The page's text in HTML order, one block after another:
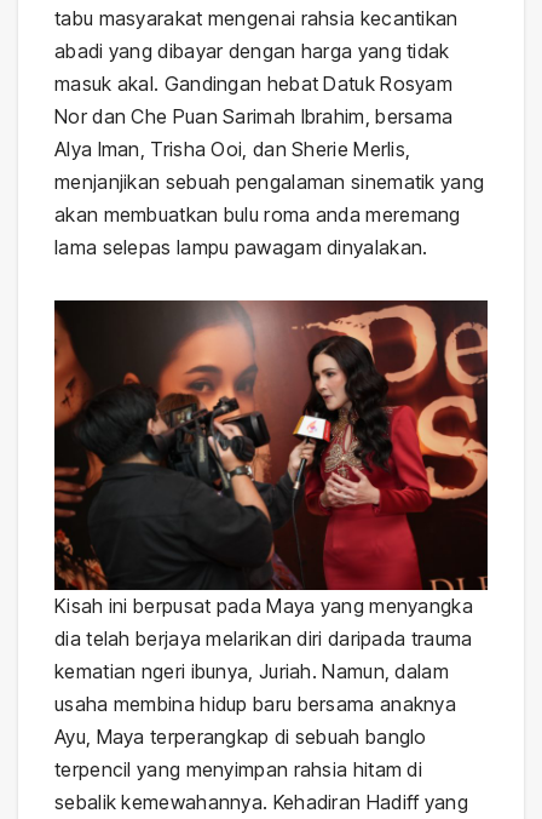
tabu masyarakat mengenai rahsia kecantikan
abadi yang dibayar dengan harga yang tidak
masuk akal. Gandingan hebat Datuk Rosyam
Nor dan Che Puan Sarimah Ibrahim, bersama
Alya Iman, Trisha Ooi, dan Sherie Merlis,
menjanjikan sebuah pengalaman sinematik yang
akan membuatkan bulu roma anda meremang
lama selepas lampu pawagam dinyalakan.
Kisah ini berpusat pada Maya yang menyangka
dia telah berjaya melarikan diri daripada trauma
kematian ngeri ibunya, Juriah. Namun, dalam
usaha membina hidup baru bersama anaknya
Ayu, Maya terperangkap di sebuah banglo
terpencil yang menyimpan rahsia hitam di
sebalik kemewahannya. Kehadiran Hadiff yang